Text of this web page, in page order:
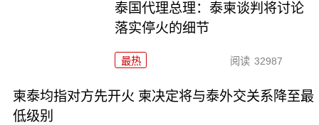
泰国代理总理：泰柬谈判将讨论
落实停火的细节
最热 阅读 32987
柬泰均指对方先开火 柬决定将与泰外交关系降至最
低级别